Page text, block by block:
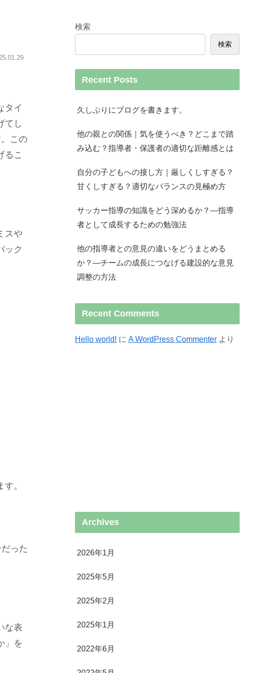
タイ
てし
この
るこ
スや
ック
。
った
な表
」を
検索
検索
Recent Posts
久しぶりにブログを書きます。
他の親との関係｜気を使うべき？どこまで踏
み込む？指導者・保護者の適切な距離感とは
自分の子どもへの接し方｜厳しくしすぎる？
甘くしすぎる？適切なバランスの見極め方
サッカー指導の知識をどう深めるか？—指導
者として成長するための勉強法
他の指導者との意見の違いをどうまとめる
か？—チームの成長につなげる建設的な意見
調整の方法
Recent Comments
Hello world! に A WordPress Commenter より
Archives
2026年1月
2025年5月
2025年2月
2025年1月
2022年6月